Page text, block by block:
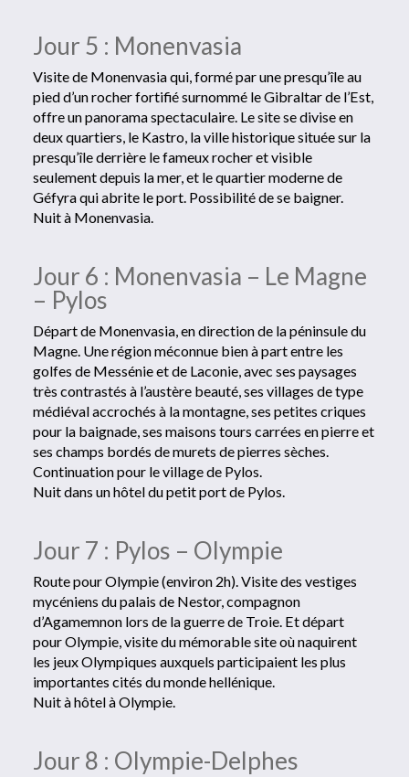
Jour 5 : Monenvasia
Visite de Monenvasia qui, formé par une presqu’île au
pied d’un rocher fortifié surnommé le Gibraltar de l’Est,
offre un panorama spectaculaire. Le site se divise en
deux quartiers, le Kastro, la ville historique située sur la
presqu’île derrière le fameux rocher et visible
seulement depuis la mer, et le quartier moderne de
Géfyra qui abrite le port. Possibilité de se baigner.
Nuit à Monenvasia.
Jour 6 : Monenvasia – Le Magne
– Pylos
Départ de Monenvasia, en direction de la péninsule du
Magne. Une région méconnue bien à part entre les
golfes de Messénie et de Laconie, avec ses paysages
très contrastés à l’austère beauté, ses villages de type
médiéval accrochés à la montagne, ses petites criques
pour la baignade, ses maisons tours carrées en pierre et
ses champs bordés de murets de pierres sèches.
Continuation pour le village de Pylos.
Nuit dans un hôtel du petit port de Pylos.
Jour 7 : Pylos – Olympie
Route pour Olympie (environ 2h). Visite des vestiges
mycéniens du palais de Nestor, compagnon
d’Agamemnon lors de la guerre de Troie. Et départ
pour Olympie, visite du mémorable site où naquirent
les jeux Olympiques auxquels participaient les plus
importantes cités du monde hellénique.
Nuit à hôtel à Olympie.
Jour 8 : Olympie-Delphes